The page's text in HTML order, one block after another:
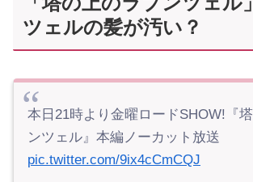
ツェルの髪が汚い？
本日21時より金曜ロードSHOW!『
ンツェル』本編ノーカット放送
pic.twitter.com/9ix4cCmCQJ